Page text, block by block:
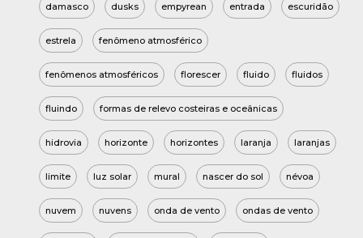
damasco dusks empyrean entrada escuridão
estrela fenômeno atmosférico
fenômenos atmosféricos florescer fluido fluidos
fluindo formas de relevo costeiras e oceânicas
hidrovia horizonte horizontes laranja laranjas
limite luz solar mural nascer do sol névoa
nuvem nuvens onda de vento ondas de vento